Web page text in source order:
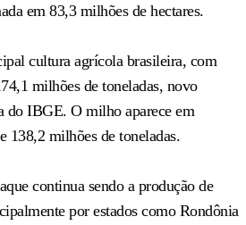
em 83,3 milhões de hectares.
cultura agrícola brasileira, com
milhões de toneladas, novo
do IBGE. O milho aparece em
138,2 milhões de toneladas.
continua sendo a produção de
por estados como Rondônia